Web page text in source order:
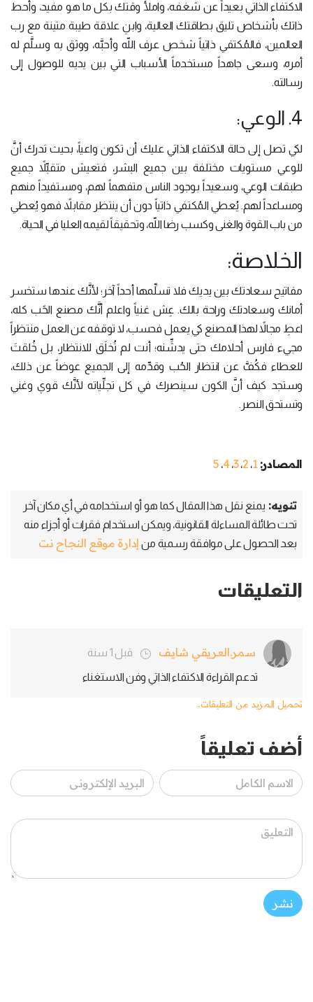
الاكتفاء الذاتي بعيداً عن شغفه، واملأ وقتك بكل ما هو مفيد، وأحط
ذاتك بأشخاص تليق بطاقتك العالية، وابنِ علاقة طيبة متينة مع رب
العالمين، فالمُكتفي ذاتياً شخص عرف اللّه وأحبَّه، ووثق به وسلَّم له
أمره، وسعى جاهداً مستخدماً الأسباب التي بين يديه للوصول إلى
رسالته.
4. الوعي:
لكي تصل إلى حالة الاكتفاء الذاتي عليك أن تكون واعياً، بحيث تدرك أنَّ
للوعي مستويات مختلفة بين جميع البشر، فتعيش متقبِّلاً جميع
طبقات الوعي، وسعيداً بوجود الناس متفهماً لهم، ومستفيداً منهم
ومساعداً لهم. يُعطي المُكتفي ذاتياً دون أن ينتظر مقابلاً، فهو يُعطي
من باب القوة والغنى وكسب رضا اللّه، وتحقيقاً لقيمه العليا في الحياة.
الخلاصة:
مفاتيح سعادتك بين يديك فلا تسلِّمها أحداً آخر؛ لأنَّك عندها ستخسر
أمانك وسعادتك وراحة بالك. عِش غنياً واعلم أنَّك مصنع الحًب كله،
اعطِ مجالاً لهذا المصنع كي يعمل فحسب، لا توقفه عن العمل منتظراً
مجيء فارس أحلامك حتى يدشِّنه؛ أنت لم تُخلَق للانتظار، بل خُلقتَ
للعطاء فكُفَّ عن انتظار الحُب وقدِّمه إلى الجميع عوضاً عن ذلك،
وستجد كيف أنَّ الكون سينصرك في كل تجلِّياته لأنَّك قوي وغني
وتستحق النصر.
المصادر: 1، 2،3،4، 5
تنويه: يمنع نقل هذا المقال كما هو أو استخدامه في أي مكان آخر
تحت طائلة المساءلة القانونية، ويمكن استخدام فقرات أو أجزاء منه
بعد الحصول على موافقة رسمية من إدارة موقع النجاح نت
التعليقات
سمر.العريقي شايف قبل 1 سنة
تدعم القراءة الاكتفاء الذاتي وفن الاستغناء
تحميل المزيد من التعليقات..
أضف تعليقاً
نشر